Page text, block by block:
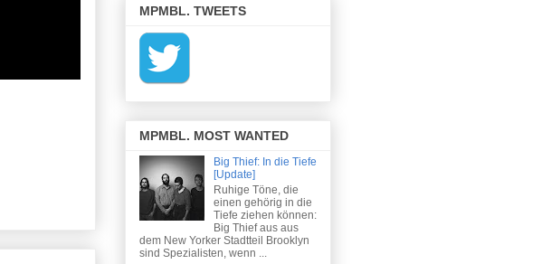
MPMBL. TWEETS
MPMBL. MOST WANTED
Big Thief: In die Tiefe
[Update]
Ruhige Töne, die
einen gehörig in die
Tiefe ziehen können:
Big Thief aus aus
dem New Yorker Stadtteil Brooklyn
sind Spezialisten, wenn ...